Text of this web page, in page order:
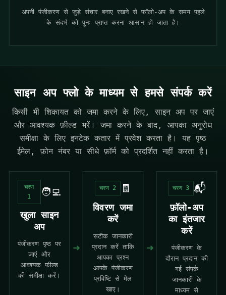
अपनी पंजीकरण से जुड़े संचार बनाए रखने से फॉलो-अप के समय पहले
के संदर्भ को पुनः प्राप्त करना आसान हो जाता है।
साइन अप फ्लो के माध्यम से हमसे संपर्क करें
किसी भी शिकायत को जमा करने के लिए, साइन अप पर जाएं
और आवश्यक फ़ील्ड भरें। जमा करने के बाद, आपका अनुरोध
समीक्षा के लिए इनटेक कतार में प्रवेश करता है। यह पृष्ठ
ईमेल, फ़ोन नंबर या सीधे फ़ॉर्म को प्रदर्शित नहीं करता है।
चरण
1
🧑‍💻
खुला साइन
अप
पंजीकरण पृष्ठ पर
जाएं और
आवश्यक फ़ील्ड
की समीक्षा करें।
➜
चरण 2 🧾
विवरण जमा
करें
सटीक जानकारी
प्रदान करें ताकि
आपका प्रश्न
आपके पंजीकरण
प्रविष्टि से मेल
खाए।
➜
चरण 3 📬
फ़ॉलो-अप
का इंतजार
करें
पंजीकरण के
दौरान प्रदान की
गई संपर्क
जानकारी के
माध्यम से